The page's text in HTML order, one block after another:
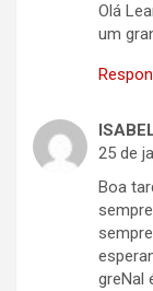
Olá
um
25 de
Boa
greNal